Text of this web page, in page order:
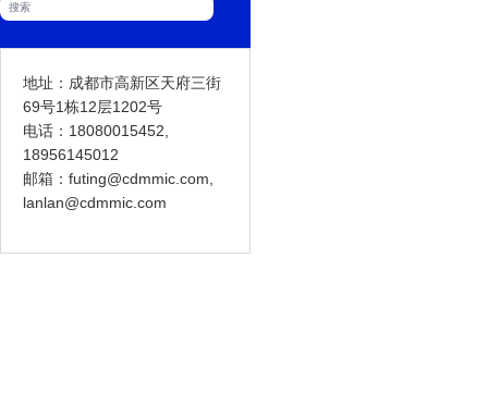
地址：成都市高新区天府三街
69号1栋12层1202号
电话：18080015452,
18956145012
邮箱：futing@cdmmic.com,
lanlan@cdmmic.com